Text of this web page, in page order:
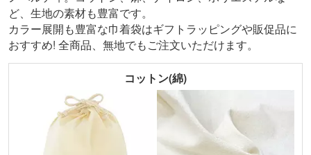
ど、生地の素材も豊富です。
カラー展開も豊富な巾着袋はギフトラッピングや販促品に
おすすめ! 全商品、無地でもご注文いただけます。
コットン(綿)